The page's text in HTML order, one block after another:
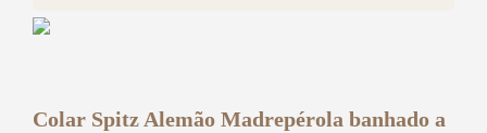
Colar Spitz Alemão Madrepérola banhado a